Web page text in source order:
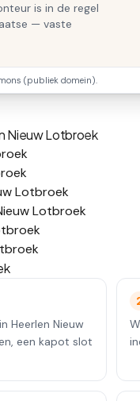
is in de regel
— vaste
(publiek domein).
Nieuw Lotbroek
Lotbroek
Lotbroek
Heerlen Nieuw
een kapot slot